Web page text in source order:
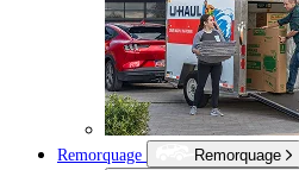
Remorquage
Remorquage